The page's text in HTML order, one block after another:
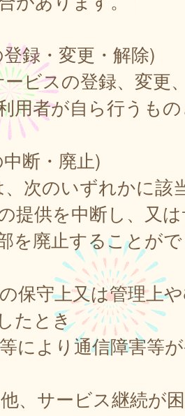
録・変更・解除)
ビスの登録、変更
用者が自ら行うも
断・廃止)
次のいずれかに該
提供を中断し、又
を廃止することが
守上又は管理上
たとき
より通信障害等が
サービス継続が困